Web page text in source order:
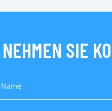
NEHMEN SIE
Name